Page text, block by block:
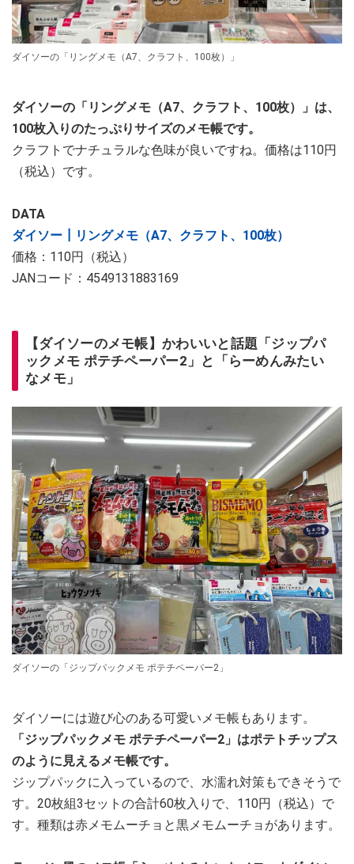
ダイソーの「リングメモ（A7、クラフト、100枚）」
ダイソーの「リングメモ（A7、クラフト、100枚）」は、
100枚入りのたっぷりサイズのメモ帳です。
クラフトでナチュラルな色味が良いですね。価格は110円
（税込）です。
DATA
ダイソー┃リングメモ（A7、クラフト、100枚）
価格：110円（税込）
JANコード：4549131883169
【ダイソーのメモ帳】かわいいと話題「ジップパ
ックメモ ポテチペーパー2」と「らーめんみたい
なメモ」
ダイソーの「ジップパックメモ ポテチペーパー2」
ダイソーには遊び心のある可愛いメモ帳もあります。
「ジップパックメモ ポテチペーパー2」はポテトチップス
のように見えるメモ帳です。
ジップパックに入っているので、水濡れ対策もできそうで
す。20枚組3セットの合計60枚入りで、110円（税込）で
す。種類は赤メモムーチョと黒メモムーチョがあります。